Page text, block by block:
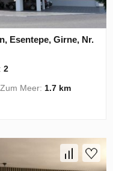
Esentepe, Girne, Nr.
2
Meer: 1.7 km